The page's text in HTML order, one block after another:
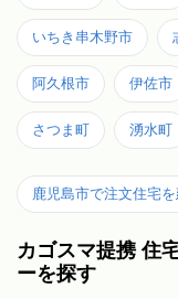
いちき串木野市
阿久根市 伊佐市
さつま町 湧水町
鹿児島市で注文住宅
カゴスマ提携 住
ーを探す